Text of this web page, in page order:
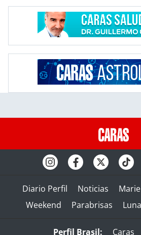
Diario Perfil Noticias
Weekend
Parabrisas
Perfil Brasil: Caras